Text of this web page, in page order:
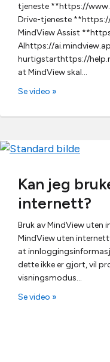
tjeneste **https://
Drive-tjeneste
MindView Assist
AIhttps://
hurtigstarthttps://
at MindView skal…
Se video »
Kan jeg
internett?
Bruk av MindView uten
MindView uten
at
dette ikke er gjort, vil
visningsmodus…
Se video »